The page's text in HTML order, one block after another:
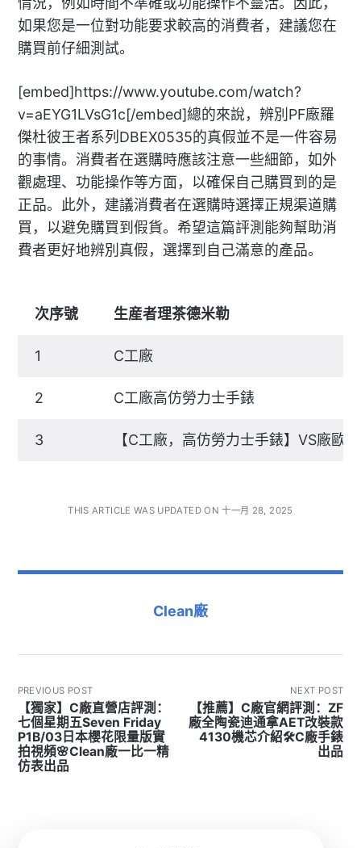
如果您是一位對功能要求較高的消費者，建議您在
購買前仔細測試。
[embed]https://www.youtube.com/watch?
v=aEYG1LVsG1c[/embed]總的來說，辨別PF廠羅
傑杜彼王者系列DBEX0535的真假並不是一件容易
的事情。消費者在選購時應該注意一些細節，如外
觀處理、功能操作等方面，以確保自己購買到的是
正品。此外，建議消費者在選購時選擇正規渠道購
買，以避免購買到假貨。希望這篇評測能夠幫助消
費者更好地辨別真假，選擇到自己滿意的產品。
次序號 生産者理茶德米勒
1 C工廠
2 C工廠高仿勞力士手錶
3 【C工廠，高仿勞力士手錶】VS廠歐
THIS ARTICLE WAS UPDATED ON 十一月 28, 2025
Clean廠
PREVIOUS POST
【獨家】C廠直營店評測：
七個星期五Seven Friday
P1B/03日本櫻花限量版實
拍視頻🌸Clean廠一比一精
仿表出品
NEXT POST
【推薦】C廠官網評測：ZF
廠全陶瓷迪通拿AET改裝款
4130機芯介紹🛠C廠手錶
出品